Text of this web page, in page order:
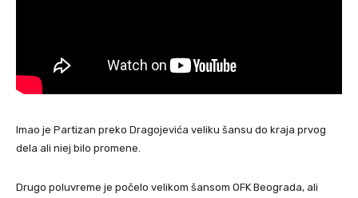
Imao je Partizan preko Dragojevića veliku šansu do kraja prvog
dela ali niej bilo promene.
Drugo poluvreme je počelo velikom šansom OFK Beograda, ali